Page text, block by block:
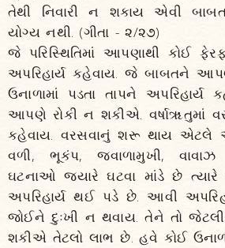
તેથી નિવારી ન શકાય એવી
યોગ્ય નથી. (ગીતા - ૨/૨૭)
જે પરિસ્થિતિમાં આપણાથી કોઈ
અપરિહાર્ય કહેવાય. જે બાબતને
ઉનાળામાં પડતા તાપને અપરિહાર્ય
આપણે રોકી ન શકીએ. વર્ષાૠતુમાં
કહેવાય. વરસવાનું શરૂ થાય એટલે
વળી, ભૂકંપ, જ્વાળામુખી,
ઘટનાઓ જ્યારે ઘટવા માંડે છે
અપરિહાર્ય થઈ પડે છે. આવી
જોઈને દુઃખી ન થવાય. તેને તો જેટલી
શકીએ તેટલો લાભ છે. હવે કોઈ